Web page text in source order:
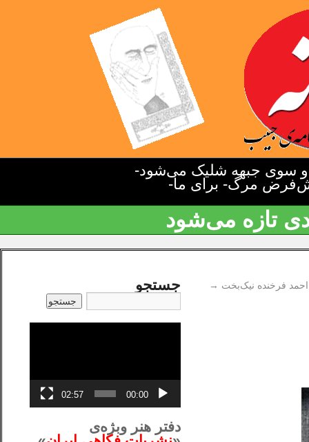
سوی جبهه شلیک می‌شود-
مرگ- برای ما-
تازه می‌شود
فرخنده نیک‌بخت → جستجو
00:00
02:57
دفتر هنر وبژه‌ی